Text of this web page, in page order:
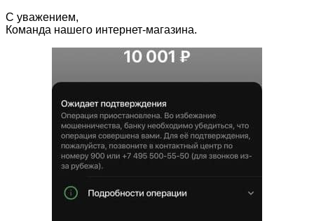
С уважением,
Команда нашего интернет-магазина.